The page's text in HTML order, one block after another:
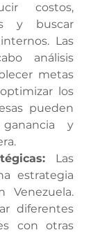
costos,
y buscar
Las
análisis
metas
los
pueden
y
Las
estrategia
Venezuela.
diferentes
con otras